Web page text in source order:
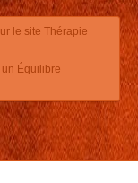
le site Thérapie
Équilibre